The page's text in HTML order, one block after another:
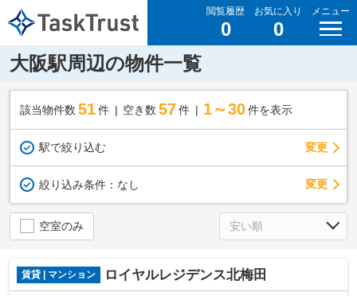
閲覧履歴
0
お気に入り
0
メニュー
大阪駅周辺の物件一覧
該当物件数 51件 空き数 57 件 1～30 件を表示
駅で絞り込む 変更
絞り込み条件： なし 変更
空室のみ
賃貸 | マンション ロイヤルレジデンス北梅田